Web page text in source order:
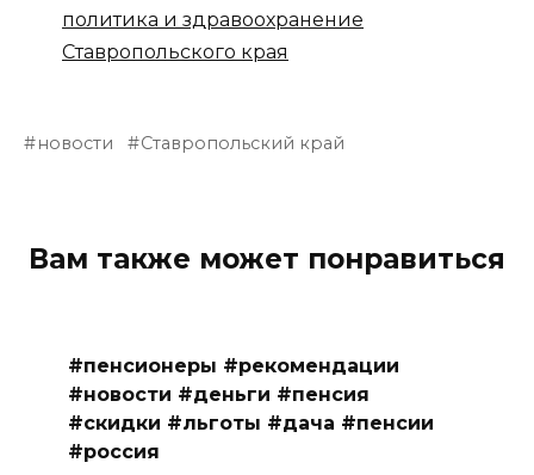
политика и здравоохранение
Ставропольского края
новости Ставропольский край
Вам также может понравиться
#пенсионеры #рекомендации
#новости #деньги #пенсия
#скидки #льготы #дача #пенсии
#россия